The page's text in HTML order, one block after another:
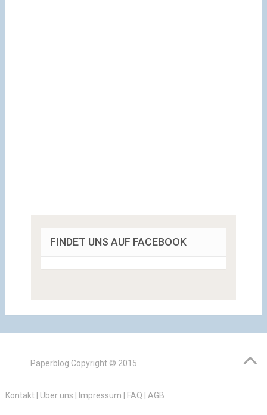
FINDET UNS AUF FACEBOOK
Paperblog Copyright © 2015.
Kontakt| Über uns Impressum FAQ AGB